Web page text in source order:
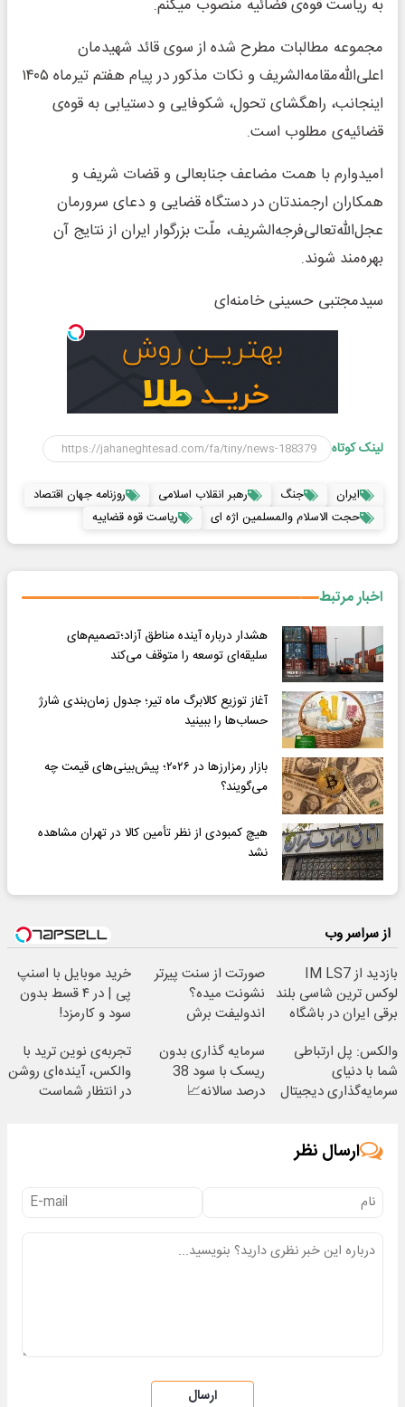
به ریاست قوه‌ی قضائیه منصوب میکنم.
مجموعه مطالبات مطرح شده از سوی قائد شهیدمان
اعلی‌الله‌مقامه‌الشریف و نکات مذکور در پیام هفتم تیرماه ۱۴۰۵
اینجانب، راهگشای تحول، شکوفایی و دستیابی به قوه‌ی
قضائیه‌ی مطلوب است.
امیدوارم با همت مضاعف جنابعالی و قضات شریف و
همکاران ارجمندتان در دستگاه قضایی و دعای سرورمان
عجل‌الله‌تعالی‌فرجه‌الشریف، ملّت بزرگوار ایران از نتایج آن
بهره‌مند شوند.
سیدمجتبی حسینی خامنه‌ای
لینک کوتاه
ایران جنگ رهبر انقلاب اسلامی
روزنامه جهان اقتصاد
حجت الاسلام والمسلمین اژه ای
ریاست قوه قضاییه
اخبار مرتبط
هشدار درباره آینده مناطق آزاد؛تصمیم‌های
سلیقه‌ای توسعه را متوقف می‌کند
آغاز توزیع کالابرگ ماه تیر؛ جدول زمان‌بندی شارژ
حساب‌ها را ببینید
بازار رمزارزها در ۲۰۲۶؛ پیش‌بینی‌های قیمت چه
می‌گویند؟
هیچ کمبودی از نظر تأمین کالا در تهران مشاهده
نشد
از سراسر وب
بازدید از IM LS7
لوکس ترین شاسی بلند
برقی ایران در باشگاه
صورتت از سنت پیرتر
نشونت میده؟
اندولیفت برش
خرید موبایل با اسنپ
پی | در ۴ قسط بدون
سود و کارمزد!
والکس: پل ارتباطی
شما با دنیای
سرمایه‌گذاری دیجیتال
سرمایه گذاری بدون
ریسک با سود 38
درصد سالانه📈
تجربه‌ی نوین ترید با
والکس، آینده‌ای روشن
در انتظار شماست
ارسال نظر
ارسال